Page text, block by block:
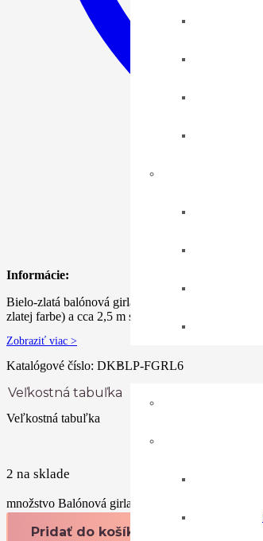
Informácie:
Bielo-zlatá balónová girlanda, sada obsahuje 60
zlatej farbe) a cca 2,5 m stuhy na balónové…
Zobraziť viac >
Katalógové číslo: DKBLP-FGRL6
Veľkostná tabuľka
Veľkostná tabuľka
2 na sklade
množstvo Balónová girlanda 60ks
Pridať do košíka